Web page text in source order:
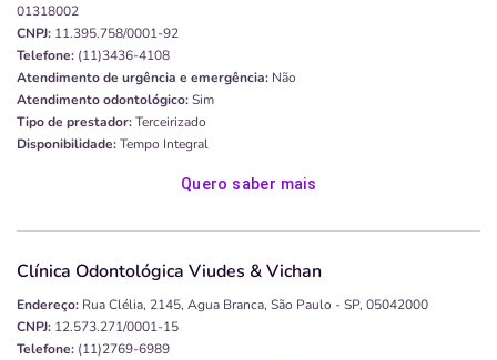
01318002
CNPJ: 11.395.758/0001-92
Telefone: (11)3436-4108
Atendimento de urgência e emergência: Não
Atendimento odontológico:Sim
Tipo de prestador:Terceirizado
Disponibilidade:Tempo Integral
Quero saber mais
Clínica Odontológica Viudes & Vichan
Endereço: Rua Clélia, 2145, Agua Branca, São Paulo - SP, 05042000
CNPJ: 12.573.271/0001-15
Telefone: (11)2769-6989